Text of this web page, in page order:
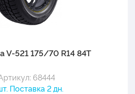
V-521 175/70 R14 84T
68444
Поставка 2 дн.